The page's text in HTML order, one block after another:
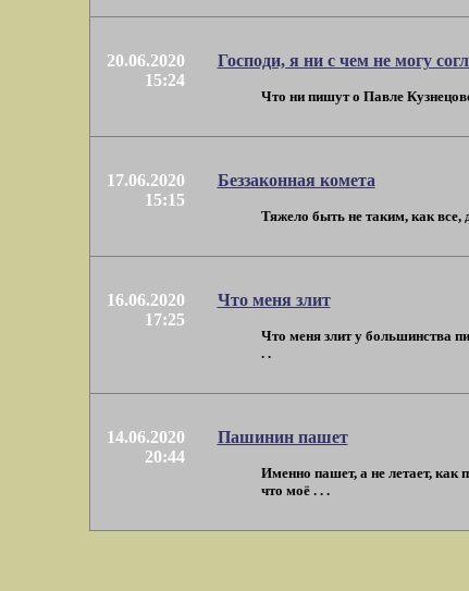
20.06.2020
15:24
Господи, я ни с чем не могу
Что ни пишут о Павле
17.06.2020
15:15
Беззаконная комета
Тяжело быть не таким, как все,
16.06.2020
17:25
Что меня злит
Что меня злит у большинства
. .
14.06.2020
20:44
Пашинин пашет
Именно пашет, а не летает,
что моё . . .